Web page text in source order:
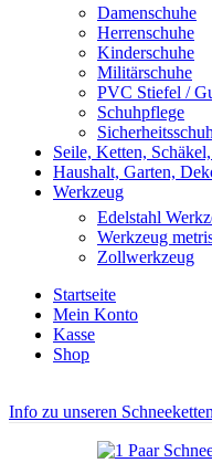
Damenschuhe
Herrenschuhe
Kinderschuhe
Militärschuhe
PVC Stiefel /
Schuhpflege
Seile, Ketten,
Haushalt, Garten,
Werkzeug
Edelstahl
Werkzeug
Zollwerkzeug
Startseite
Mein Konto
Kasse
Shop
Info zu unseren Schneeketten